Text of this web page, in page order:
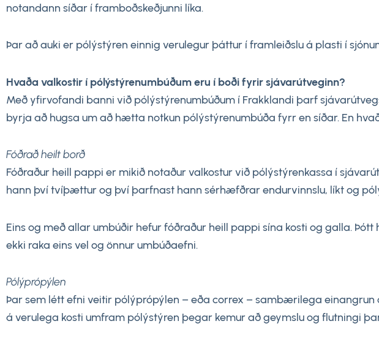
notandann síðar í framboðskeðjunni líka.
Þar að auki er pólýstýren einnig verulegur þáttur í framleiðslu á plasti í
Hvaða valkostir í pólýstýrenumbúðum eru í boði fyrir sjávarútveginn?
Með yfirvofandi banni við pólýstýrenumbúðum í Frakklandi þarf
byrja að hugsa um að hætta notkun pólýstýrenumbúða fyrr en síðar. En
Fóðrað heilt borð
Fóðraður heill pappi er mikið notaður valkostur við pólýstýrenkassa í
hann því tvíþættur og því þarfnast hann sérhæfðrar endurvinnslu, líkt og
Eins og með allar umbúðir hefur fóðraður heill pappi sína kosti og galla.
ekki raka eins vel og önnur umbúðaefni.
Pólýprópýlen
Þar sem létt efni veitir pólýprópýlen – eða correx – sambærilega
á verulega kosti umfram pólýstýren þegar kemur að geymslu og flutningi